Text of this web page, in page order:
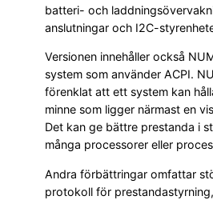
batteri- och
anslutningar och I2C-
Versionen innehåller också
system som använder ACPI.
förenklat att ett system kan
minne som ligger närmast en
Det kan ge bättre prestanda i
många processorer eller
Andra förbättringar omfattar
protokoll för